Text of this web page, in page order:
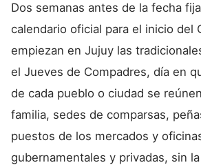
Dos semanas antes de la fecha
calendario oficial para el inicio del
empiezan en Jujuy las
el Jueves de Compadres, día en
de cada pueblo o ciudad se
familia, sedes de comparsas,
puestos de los mercados y
gubernamentales y privadas, sin